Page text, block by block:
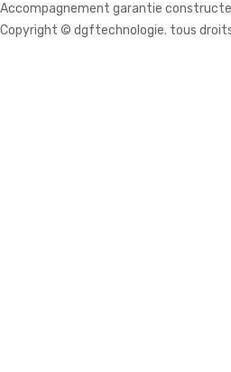
Accompagnement garantie
Copyright © dgftechnologie. tous